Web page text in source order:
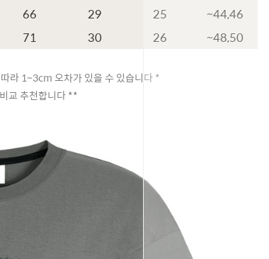
66 29 25 ~44,46
71 30 26 ~48,50
라 1~3cm 오차가 있을 수 있습니다 *
교 추천합니다 **